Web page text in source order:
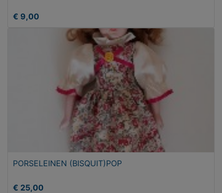
€ 9,00
PORSELEINEN (BISQUIT)POP
€ 25,00